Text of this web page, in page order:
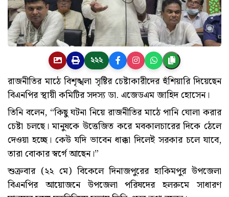
২২২
রাজনীতির মাঠে বিশৃঙ্খলা সৃষ্টির চেষ্টাকারীদের হুঁশিয়ারি দিয়েছেন
বিএনপির স্থায়ী কমিটির সদস্য ডা. এজেডএম জাহিদ হোসেন।
তিনি বলেন, “কিছু ঘটনা নিয়ে রাজনীতির মাঠে পানি ঘোলা করার
চেষ্টা চলছে। মানুষকে উত্তেজিত করে মবকালচারের দিকে ঠেলে
দেওয়া হচ্ছে। কেউ যদি ভাবেন ধাক্কা দিলেই সরকার চলে যাবে,
তারা বোকার স্বর্গে আছেন।”
শুক্রবার (২২ মে) বিকেলে দিনাজপুরের হাকিমপুর উপজেলা
বিএনপির আয়োজনে উপজেলা পরিষদের হলরুমে সাধারণ